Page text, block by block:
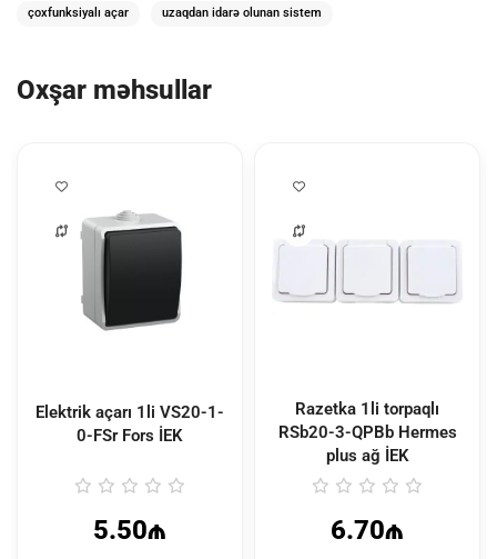
çoxfunksiyalı açar uzaqdan idarə olunan sistem
Oxşar məhsullar
Elektrik açarı 1li VS20-1-
0-FSr Fors İEK
5.50₼
Razetka 1li torpaqlı
RSb20-3-QPBb Hermes
plus ağ İEK
6.70₼